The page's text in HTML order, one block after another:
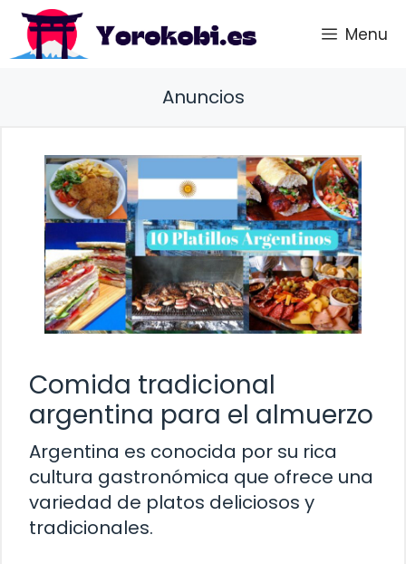
Saltar
contenido
Menu
Anuncios
Comida tradicional
argentina para el almuerzo
Argentina es conocida por su rica
cultura gastronómica que ofrece una
variedad de platos deliciosos y
tradicionales.